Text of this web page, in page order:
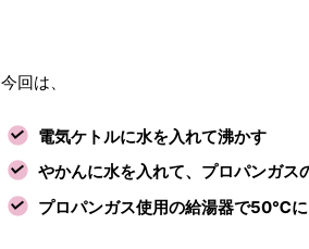
今回は、
電気ケトルに水を入れて沸かす
やかんに水を入れて、プロパンガス
プロパンガス使用の給湯器で50℃